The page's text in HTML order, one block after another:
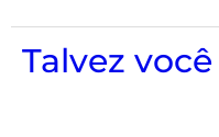
Talvez